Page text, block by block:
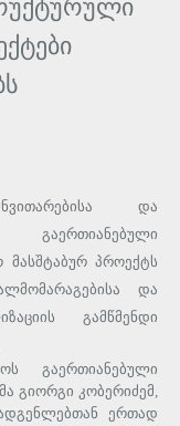
და
გაერთიანებული
მასშტაბურ პროექტს
და
გამწმენდი
გაერთიანებული
გიორგი კობერიძემ,
ერთად